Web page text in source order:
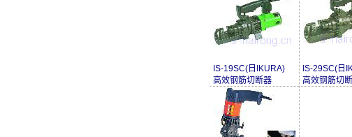
IS-19SC(日IKURA)
高效钢筋切断器
IS-29SC(日
高效钢筋切